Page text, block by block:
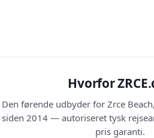
Hvorfor
Den førende udbyder for Zrce
siden 2014 — autoriseret tysk
pris garanti.